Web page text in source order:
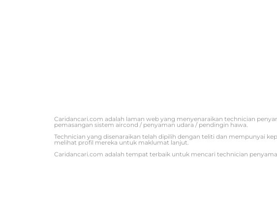
Caridancari.com adalah laman web yang menyenaraikan technician
pemasangan sistem aircond / penyaman udara / pendingin hawa.
Technician yang disenaraikan telah dipilih dengan teliti dan mempunyai
melihat profil mereka untuk maklumat lanjut.
Caridancari.com adalah tempat terbaik untuk mencari technician